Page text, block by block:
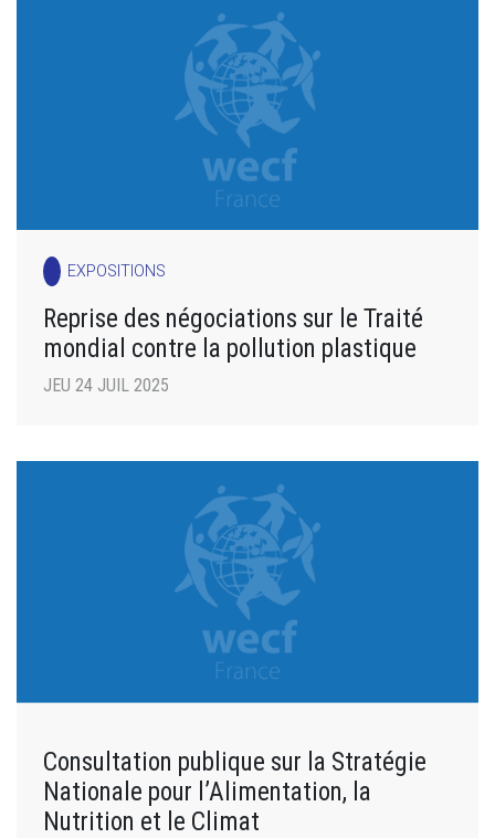
EXPOSITIONS
Reprise des négociations sur le Traité
mondial contre la pollution plastique
JEU 24 JUIL 2025
Consultation publique sur la Stratégie
Nationale pour l’Alimentation, la
Nutrition et le Climat